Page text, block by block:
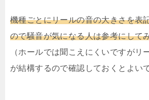
機種ごとにリールの音の大きさを表
ので騒音が気になる人は参考にして
（ホールでは聞こえにくいですがリ
が結構するので確認しておくとよい